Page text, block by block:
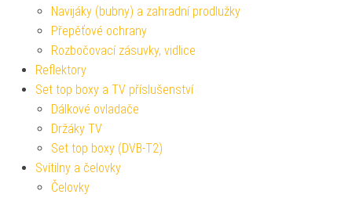
Navijáky (bubny) a zahradní prodlužky
Přepěťové ochrany
Rozbočovací zásuvky, vidlice
Reflektory
Set top boxy a TV příslušenství
Dálkové ovladače
Držáky TV
Set top boxy (DVB-T2)
Svítilny a čelovky
Čelovky